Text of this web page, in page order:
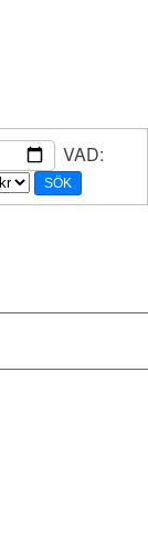
VAD:
SÖK